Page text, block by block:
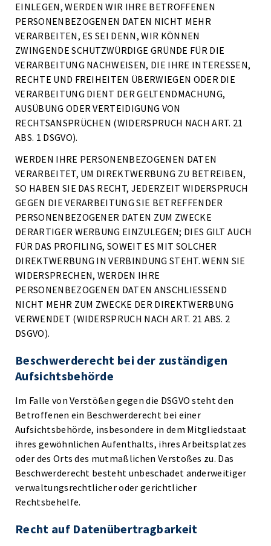
EINLEGEN, WERDEN WIR IHRE BETROFFENEN
PERSONENBEZOGENEN DATEN NICHT MEHR
VERARBEITEN, ES SEI DENN, WIR KÖNNEN
ZWINGENDE SCHUTZWÜRDIGE GRÜNDE FÜR DIE
VERARBEITUNG NACHWEISEN, DIE IHRE INTERESSEN,
RECHTE UND FREIHEITEN ÜBERWIEGEN ODER DIE
VERARBEITUNG DIENT DER GELTENDMACHUNG,
AUSÜBUNG ODER VERTEIDIGUNG VON
RECHTSANSPRÜCHEN (WIDERSPRUCH NACH ART. 21
ABS. 1 DSGVO).
WERDEN IHRE PERSONENBEZOGENEN DATEN
VERARBEITET, UM DIREKTWERBUNG ZU BETREIBEN,
SO HABEN SIE DAS RECHT, JEDERZEIT WIDERSPRUCH
GEGEN DIE VERARBEITUNG SIE BETREFFENDER
PERSONENBEZOGENER DATEN ZUM ZWECKE
DERARTIGER WERBUNG EINZULEGEN; DIES GILT AUCH
FÜR DAS PROFILING, SOWEIT ES MIT SOLCHER
DIREKTWERBUNG IN VERBINDUNG STEHT. WENN SIE
WIDERSPRECHEN, WERDEN IHRE
PERSONENBEZOGENEN DATEN ANSCHLIESSEND
NICHT MEHR ZUM ZWECKE DER DIREKTWERBUNG
VERWENDET (WIDERSPRUCH NACH ART. 21 ABS. 2
DSGVO).
Beschwerde­recht bei der zuständigen
Aufsichts­behörde
Im Falle von Verstößen gegen die DSGVO steht den
Betroffenen ein Beschwerderecht bei einer
Aufsichtsbehörde, insbesondere in dem Mitgliedstaat
ihres gewöhnlichen Aufenthalts, ihres Arbeitsplatzes
oder des Orts des mutmaßlichen Verstoßes zu. Das
Beschwerderecht besteht unbeschadet anderweitiger
verwaltungsrechtlicher oder gerichtlicher
Rechtsbehelfe.
Recht auf Daten­übertrag­barkeit